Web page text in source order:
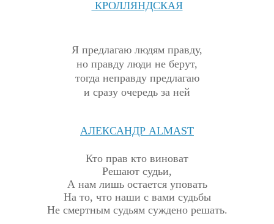
КРОЛЛЯНДСКАЯ
Я предлагаю людям правду,
но правду люди не берут,
тогда неправду предлагаю
и сразу очередь за ней
АЛЕКСАНДР ALMAST
Кто прав кто виноват
Решают судьи,
А нам лишь остается уповать
На то, что наши с вами судьбы
Не смертным судьям суждено решать.